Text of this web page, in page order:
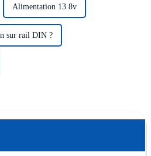
Alimentation 13 8v
sur rail DIN ?